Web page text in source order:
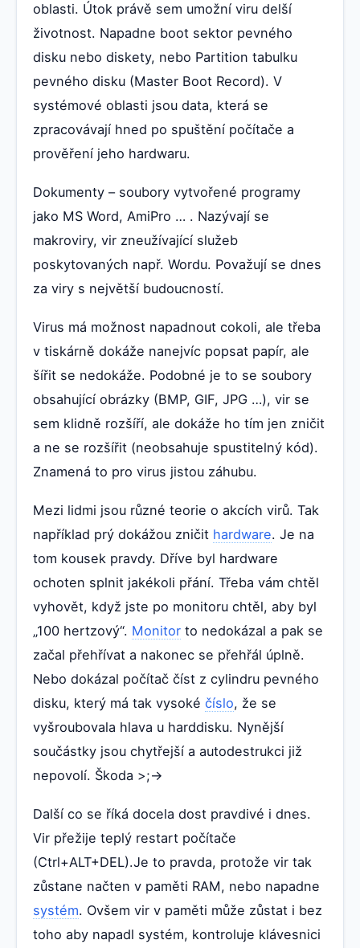
oblasti. Útok právě sem umožní viru delší
životnost. Napadne boot sektor pevného
disku nebo diskety, nebo Partition tabulku
pevného disku (Master Boot Record). V
systémové oblasti jsou data, která se
zpracovávají hned po spuštění počítače a
prověření jeho hardwaru.
Dokumenty – soubory vytvořené programy
jako MS Word, AmiPro … . Nazývají se
makroviry, vir zneužívající služeb
poskytovaných např. Wordu. Považují se dnes
za viry s největší budoucností.
Virus má možnost napadnout cokoli, ale třeba
v tiskárně dokáže nanejvíc popsat papír, ale
šířit se nedokáže. Podobné je to se soubory
obsahující obrázky (BMP, GIF, JPG …), vir se
sem klidně rozšíří, ale dokáže ho tím jen zničit
a ne se rozšířit (neobsahuje spustitelný kód).
Znamená to pro virus jistou záhubu.
Mezi lidmi jsou různé teorie o akcích virů. Tak
například prý dokážou zničit hardware. Je na
tom kousek pravdy. Dříve byl hardware
ochoten splnit jakékoli přání. Třeba vám chtěl
vyhovět, když jste po monitoru chtěl, aby byl
„100 hertzový“. Monitor to nedokázal a pak se
začal přehřívat a nakonec se přehřál úplně.
Nebo dokázal počítač číst z cylindru pevného
disku, který má tak vysoké číslo, že se
vyšroubovala hlava u harddisku. Nynější
součástky jsou chytřejší a autodestrukci již
nepovolí. Škoda >;->
Další co se říká docela dost pravdivé i dnes.
Vir přežije teplý restart počítače
(Ctrl+ALT+DEL).Je to pravda, protože vir tak
zůstane načten v paměti RAM, nebo napadne
systém. Ovšem vir v paměti může zůstat i bez
toho aby napadl systém, kontroluje klávesnici